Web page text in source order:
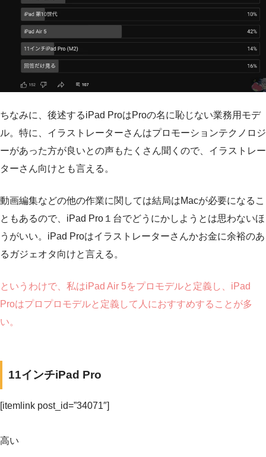
ちなみに、後述するiPad ProはProの名に恥じない業務用モデ
ル。特に、イラストレーターさんはプロモーションテクノロジ
ーがあった方が良いとの声もたくさん聞くので、イラストレー
ターさん向けとも言える。
動画編集などの他の作業に関しては結局はMacが必要になるこ
ともあるので、iPad Pro１台でどうにかしようとは思わないほ
うがいい。iPad Proはイラストレーターさんかお金に余裕のあ
るガジェオタ向けと言える。
というわけで、私はiPad Air 5をプロモデルと定義し、iPad
Proはプロプロモデルと定義して人におすすめすることが多
い。
11インチiPad Pro
[itemlink post_id=”34071″]
高い